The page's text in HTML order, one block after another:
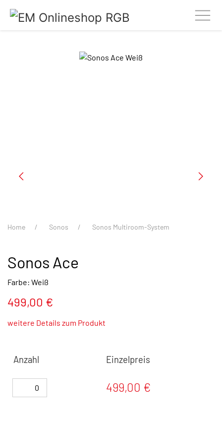
Home Sonos Sonos Multiroom-System
Sonos Ace
Farbe: Weiß
499,00 €
weitere Details zum Produkt
Anzahl Einzelpreis
499,00 €